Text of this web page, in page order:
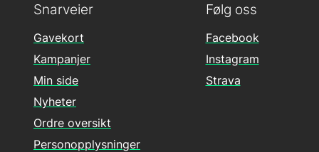
Følg oss
Facebook
Instagram
Strava
Snarveier
Gavekort
Kampanjer
Min side
Nyheter
Ordre oversikt
Personopplysninger